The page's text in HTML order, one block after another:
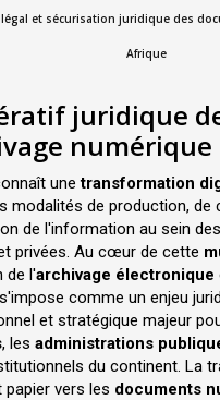
légal et sécurisation juridique des
Afrique
juridique
unetransformation
modalités de production, de
de l'information au sein
privées. Au cœur de cette
de l'archivage électronique
s'impose comme un enjeu
et stratégique majeur
, les administrations
du continent. La
papier vers les documents